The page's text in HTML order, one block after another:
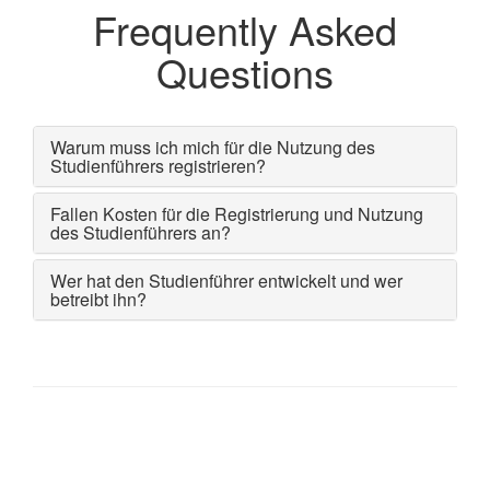
Frequently Asked
Questions
Warum muss ich mich für die Nutzung des
Studienführers registrieren?
Fallen Kosten für die Registrierung und Nutzung
des Studienführers an?
Wer hat den Studienführer entwickelt und wer
betreibt ihn?